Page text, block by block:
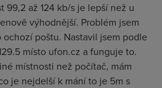
99,2 až 124 kb/s je lepší než u
výhodnější. Problém jsem
poštu. Nastavil jsem podle
místo ufon.cz a funguje to.
místnosti než počítač, mám
je nejdelší k mání to je 5m s